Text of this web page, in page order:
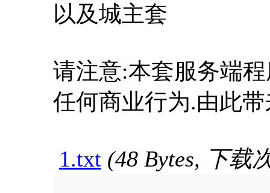
以及城主套
请注意:本套服务端
任何商业行为.由此
1.txt (48 Bytes, 下载